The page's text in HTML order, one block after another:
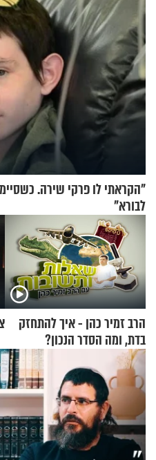
"הקראתי לו פרקי שירה.
לבורא"
הרב זמיר כהן - איך להתחזק
בדת, ומה הסדר הנכון?